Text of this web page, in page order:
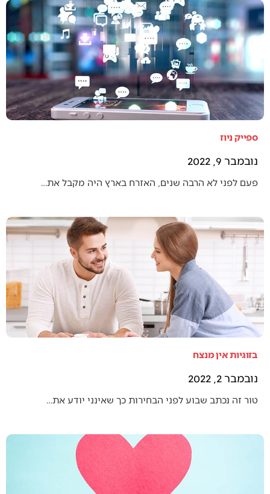
ספייק ניוז
נובמבר 9, 2022
פעם לפני לא הרבה שנים, האזרח בארץ היה מקבל את…
בזוגיות אין מנצח
נובמבר 2, 2022
טור זה נכתב שבוע לפני הבחירות כך שאינני יודע את…